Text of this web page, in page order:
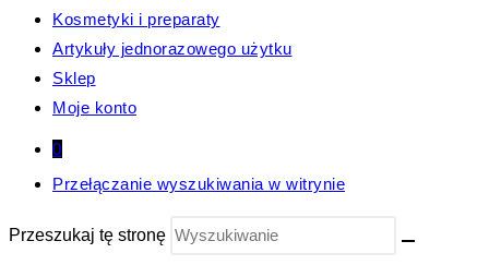
Kosmetyki i preparaty
Artykuły jednorazowego użytku
Sklep
Moje konto
0
Przełączanie wyszukiwania w witrynie
Przeszukaj tę stronę